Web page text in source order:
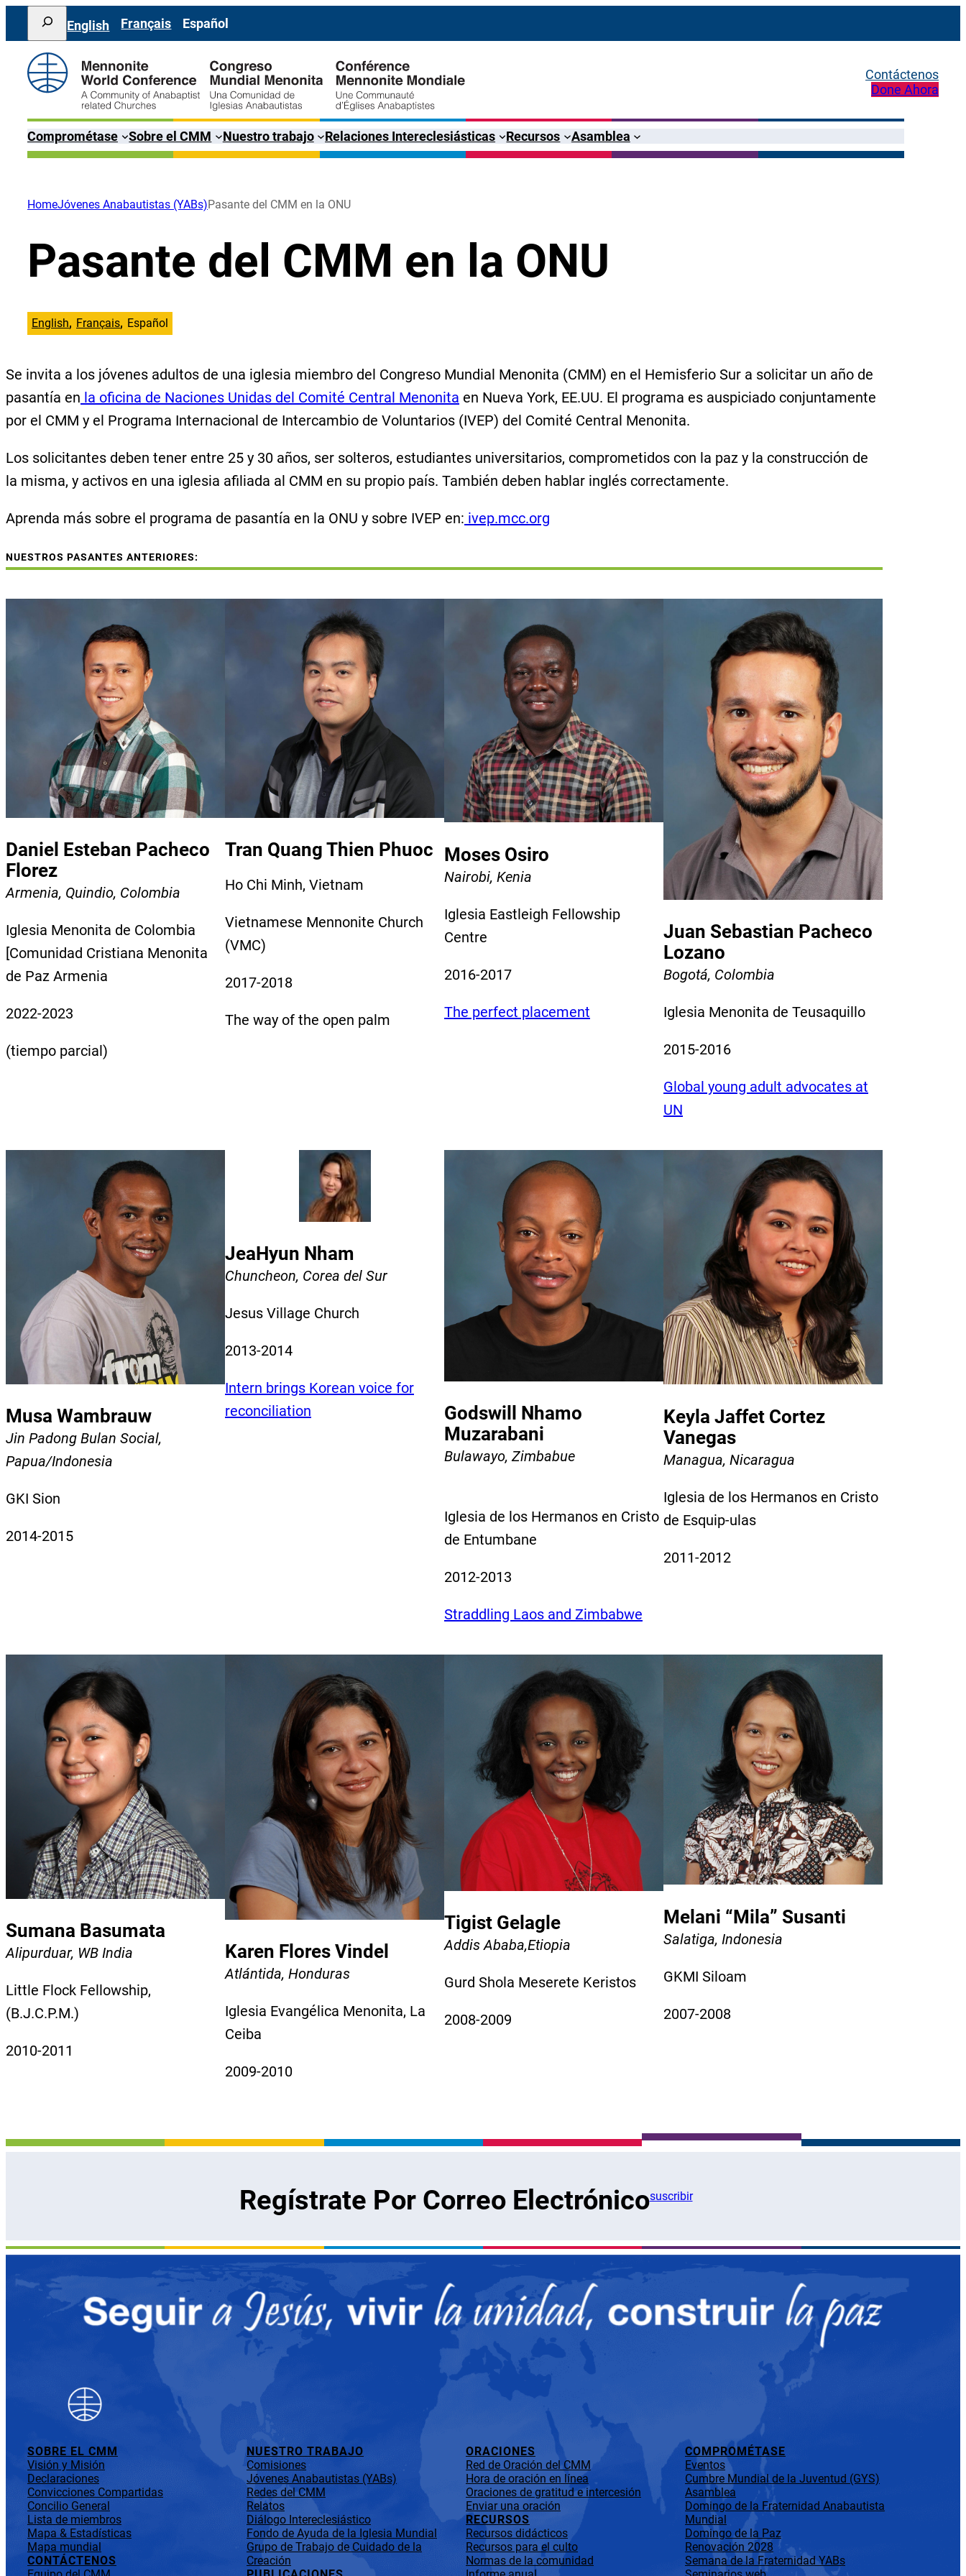
Saltar
contenido
Search
English Français Español
Contáctenos
Done Ahora
Comprométase Sobre el CMM Nuestro trabajo Relaciones Intereclesiásticas Recursos Asamblea
HomeJóvenes Anabautistas (YABs)Pasante del CMM en la ONU
Pasante del CMM en la ONU
English Français Español
Se invita a los jóvenes adultos de una iglesia miembro del Congreso Mundial Menonita (CMM) en el Hemisferio Sur a solicitar un año de
pasantía en la oficina de Naciones Unidas del Comité Central Menonita en Nueva York, EE.UU. El programa es auspiciado conjuntamente
por el CMM y el Programa Internacional de Intercambio de Voluntarios (IVEP) del Comité Central Menonita.
Los solicitantes deben tener entre 25 y 30 años, ser solteros, estudiantes universitarios, comprometidos con la paz y la construcción de
la misma, y activos en una iglesia afiliada al CMM en su propio país. También deben hablar inglés correctamente.
Aprenda más sobre el programa de pasantía en la ONU y sobre IVEP en: ivep.mcc.org
NUESTROS PASANTES ANTERIORES:
Daniel Esteban Pacheco
Florez
Armenia, Quindio, Colombia
Iglesia Menonita de Colombia
[Comunidad Cristiana Menonita
de Paz Armenia
2022-2023
(tiempo parcial)
Tran Quang Thien Phuoc
Ho Chi Minh, Vietnam
Vietnamese Mennonite Church
(VMC)
2017-2018
The way of the open palm
Moses Osiro
Nairobi, Kenia
Iglesia Eastleigh Fellowship
Centre
2016-2017
The perfect placement
Juan Sebastian Pacheco
Lozano
Bogotá, Colombia
Iglesia Menonita de Teusaquillo
2015-2016
Global young adult advocates at
UN
Musa Wambrauw
Jin Padong Bulan Social,
Papua/Indonesia
GKI Sion
2014-2015
JeaHyun Nham
Chuncheon, Corea del Sur
Jesus Village Church
2013-2014
Intern brings Korean voice for
reconciliation
Godswill Nhamo
Muzarabani
Bulawayo, Zimbabue
Iglesia de los Hermanos en Cristo
de Entumbane
2012-2013
Straddling Laos and Zimbabwe
Keyla Jaffet Cortez
Vanegas
Managua, Nicaragua
Iglesia de los Hermanos en Cristo
de Esquip-ulas
2011-2012
Sumana Basumata
Alipurduar, WB India
Little Flock Fellowship,
(B.J.C.P.M.)
2010-2011
Karen Flores Vindel
Atlántida, Honduras
Iglesia Evangélica Menonita, La
Ceiba
2009-2010
Tigist Gelagle
Addis Ababa,Etiopia
Gurd Shola Meserete Keristos
2008-2009
Melani “Mila” Susanti
Salatiga, Indonesia
GKMI Siloam
2007-2008
Regístrate Por Correo Electrónicosuscribir
SOBRE EL CMM
Visión y Misión
Declaraciones
Convicciones Compartidas
Concilio General
Lista de miembros
Mapa & Estadísticas
Mapa mundial
CONTÁCTENOS
NUESTRO TRABAJO
Comisiones
Jóvenes Anabautistas (YABs)
Redes del CMM
Relatos
Diálogo Intereclesiástico
Fondo de Ayuda de la Iglesia Mundial
Grupo de Trabajo de Cuidado de la
Creación
ORACIONES
Red de Oración del CMM
Hora de oración en línea
Oraciones de gratitud e intercesión
Enviar una oración
RECURSOS
Recursos didácticos
Recursos para el culto
Normas de la comunidad
COMPROMÉTASE
Eventos
Cumbre Mundial de la Juventud (GYS)
Asamblea
Domingo de la Fraternidad Anabautista
Mundial
Domingo de la Paz
Renovación 2028
Semana de la Fraternidad YABs